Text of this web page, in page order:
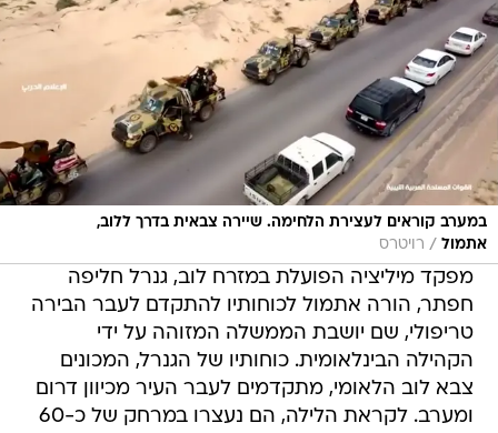
במערב קוראים לעצירת הלחימה. שיירה צבאית בדרך ללוב,
אתמול / רויטרס
מפקד מיליציה הפועלת במזרח לוב, גנרל חליפה
חפתר, הורה אתמול לכוחותיו להתקדם לעבר הבירה
טריפולי, שם יושבת הממשלה המזוהה על ידי
הקהילה הבינלאומית. כוחותיו של הגנרל, המכונים
צבא לוב הלאומי, מתקדמים לעבר העיר מכיוון דרום
ומערב. לקראת הלילה, הם נעצרו במרחק של כ-60